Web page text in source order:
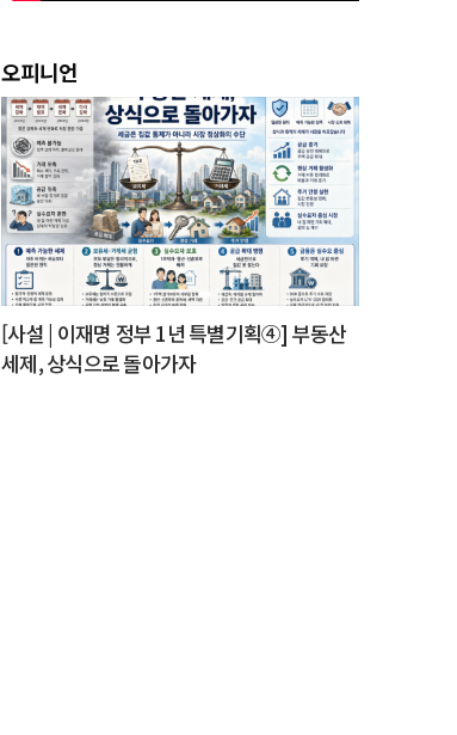
오피니언
[사설 | 이재명 정부 1년 특별기획④] 부동산
세제, 상식으로 돌아가자